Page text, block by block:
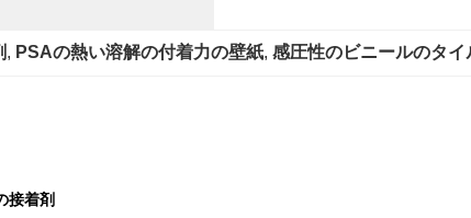
, PSAの熱い溶解の付着力の壁紙, 感圧性のビニールのタイ
接着剤